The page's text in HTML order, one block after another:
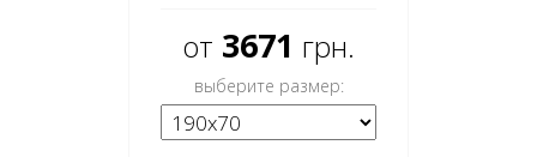
от 3671 грн.
выберите размер: